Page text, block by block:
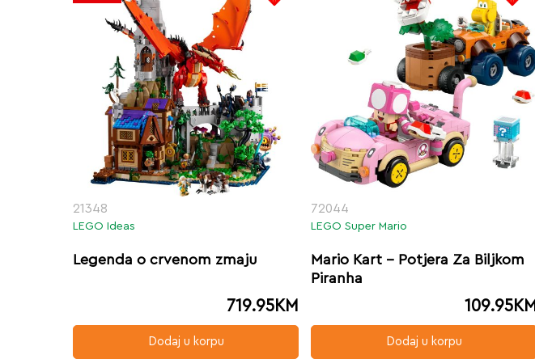
21348
LEGO Ideas
Legenda o crvenom zmaju
719.95KM
Dodaj u korpu
72044
LEGO Super Mario
Mario Kart – Potjera Za Biljkom
Piranha
109.95KM
Dodaj u korpu